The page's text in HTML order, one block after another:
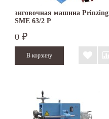
зиговочная машина Prinzing
SMЕ 63/2 P
0 ₽